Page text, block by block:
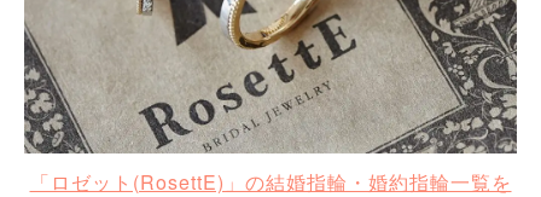
「ロゼット(RosettE)」の結婚指輪・婚約指輪一覧を